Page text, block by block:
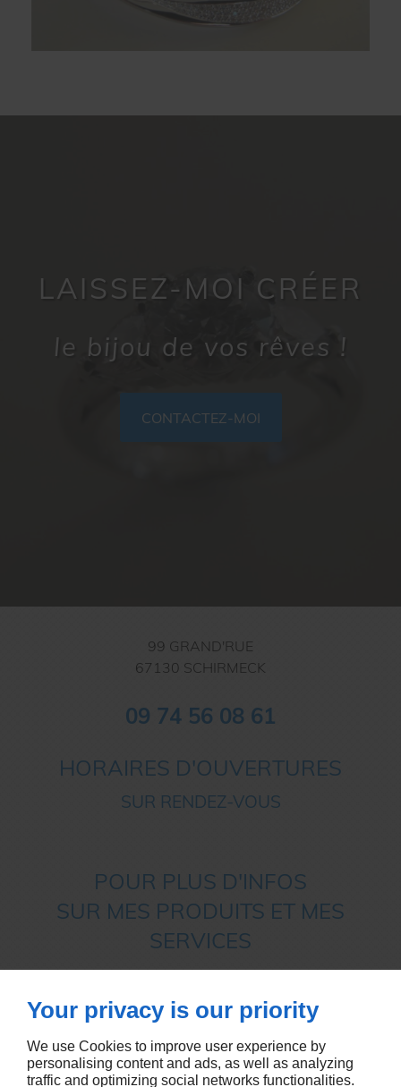
LAISSEZ-MOI CRÉER
le bijou de vos rêves !
CONTACTEZ-MOI
99 GRAND'RUE
67130 SCHIRMECK
09 74 56 08 61
HORAIRES D'OUVERTURES
SUR RENDEZ-VOUS
POUR PLUS D'INFOS
SUR MES PRODUITS ET MES
SERVICES
Your privacy is our priority
We use Cookies to improve user experience by
personalising content and ads, as well as analyzing
traffic and optimizing social networks functionalities.